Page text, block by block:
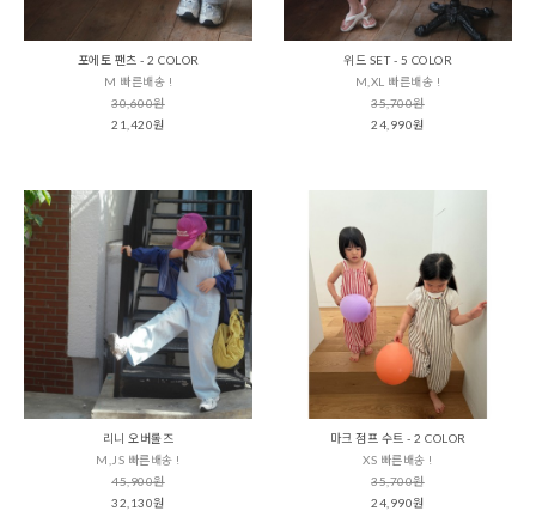
포에토 팬츠 - 2 COLOR
M 빠른배송 !
30,600원
21,420원
위드 SET - 5 COLOR
M,XL 빠른배송 !
35,700원
24,990원
리니 오버롤즈
M,JS 빠른배송 !
45,900원
32,130원
마크 점프 수트 - 2 COLOR
XS 빠른배송 !
35,700원
24,990원